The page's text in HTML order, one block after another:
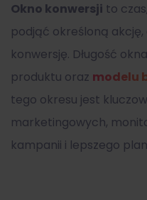
Okno konwersji to
podjąć określoną akcję,
konwersję. Długość
produktu oraz modelu
tego okresu jest
marketingowych,
kampanii i lepszego